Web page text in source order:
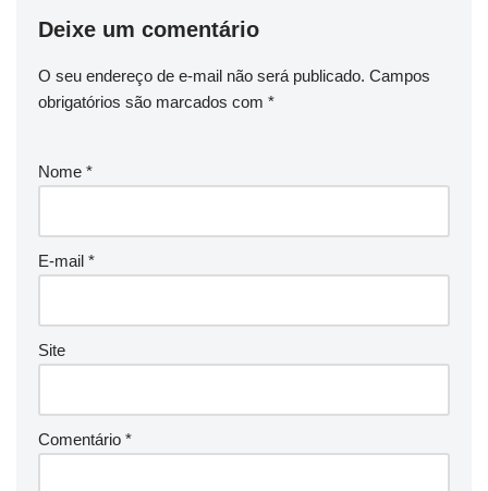
Deixe um comentário
O seu endereço de e-mail não será publicado. Campos
obrigatórios são marcados com *
Nome *
E-mail *
Site
Comentário *